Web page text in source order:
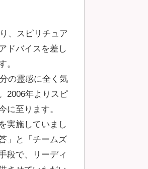
、スピリチュア
ドバイスを差し
。
の霊感に全く気
2006年よりスピ
に至ります。
実施していまし
」と「チームズ
段で、リーディ